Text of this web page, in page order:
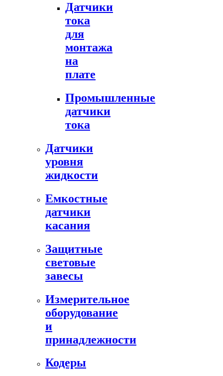
Датчики
тока
для
монтажа
на
плате
Промышленные
датчики
тока
Датчики
уровня
жидкости
Емкостные
датчики
касания
Защитные
световые
завесы
Измерительное
оборудование
и
принадлежности
Кодеры